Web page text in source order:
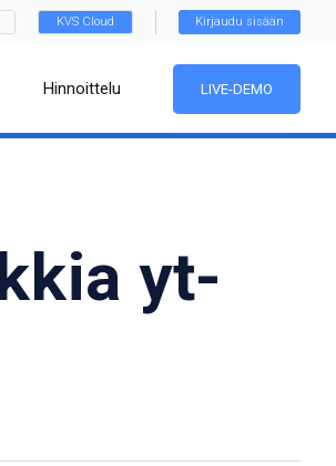
KVS Cloud Kirjaudu sisään
Hinnoittelu LIVE-DEMO
yt-